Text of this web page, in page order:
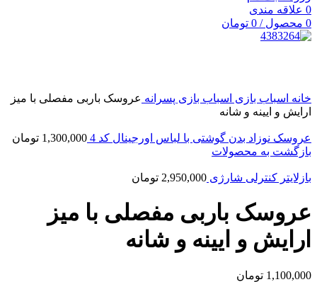
0 علاقه مندی
0 محصول /
0 تومان
خانه اسباب بازی اسباب بازی پسرانه عروسک باربی مفصلی با میز
ارایش و ایینه و شانه
عروسک نوزاد بدن گوشتی با لباس اورجینال كد 4 1,300,000 تومان
بازگشت به محصولات
بازلایتر کنترلی شارژی 2,950,000 تومان
عروسک باربی مفصلی با میز
ارایش و ایینه و شانه
1,100,000 تومان